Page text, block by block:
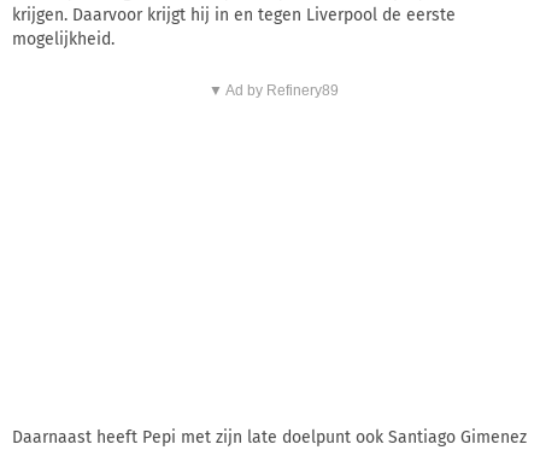
krijgen. Daarvoor krijgt hij in en tegen Liverpool de eerste
mogelijkheid.
▼ Ad by Refinery89
Daarnaast heeft Pepi met zijn late doelpunt ook Santiago Gimenez